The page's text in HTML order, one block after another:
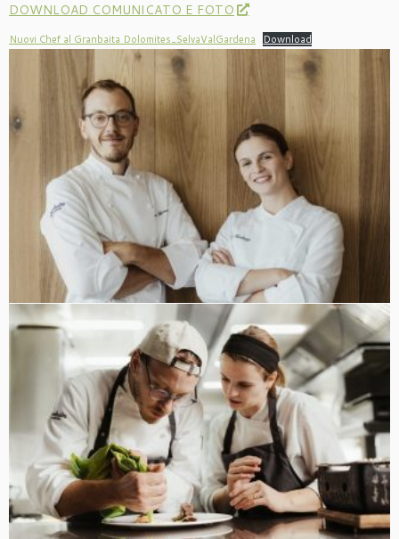
DOWNLOAD COMUNICATO E FOTO
Nuovi Chef al Granbaita Dolomites_SelvaValGardena Download